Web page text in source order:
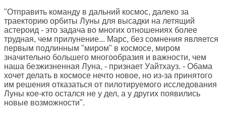
"Отправить команду в дальний космос, далеко за
траекторию орбиты Луны для высадки на летящий
астероид - это задача во многих отношениях более
трудная, чем прилунение... Марс, без сомнения является
первым подлинным "миром" в космосе, миром
значительно большего многообразия и важности, чем
наша безжизненная Луна, - признает Уайтхауз. - Обама
хочет делать в космосе нечто новое, но из-за принятого
им решения отказаться от пилотируемого исследования
Луны кое-кто остался не у дел, а у других появились
новые возможности".